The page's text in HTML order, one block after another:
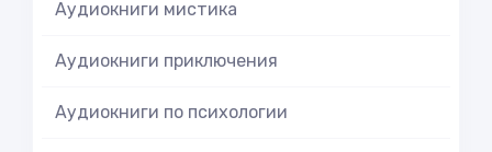
Аудиокниги мистика
Аудиокниги приключения
Аудиокниги по психологии